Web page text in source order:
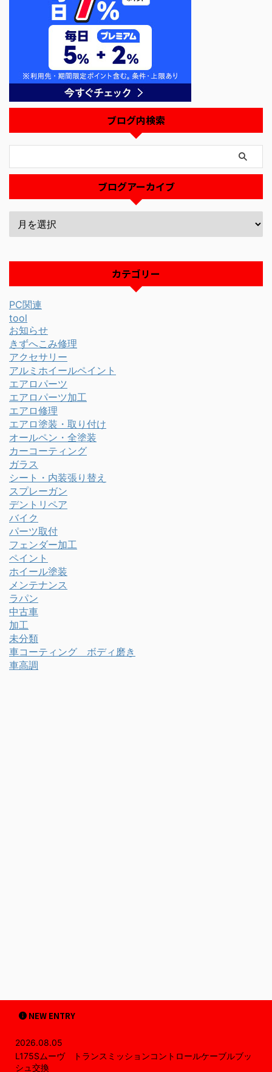
ブログ内検索
ブログアーカイブ
カテゴリー
PC関連
tool
お知らせ
きずへこみ修理
アクセサリー
アルミホイールペイント
エアロパーツ
エアロパーツ加工
エアロ修理
エアロ塗装・取り付け
オールペン・全塗装
カーコーティング
ガラス
シート・内装張り替え
スプレーガン
デントリペア
バイク
パーツ取付
フェンダー加工
ペイント
ホイール塗装
メンテナンス
ラパン
中古車
加工
未分類
車コーティング ボディ磨き
車高調
NEW ENTRY
2026.08.05
L175Sムーヴ トランスミッションコントロールケーブルブッ
シュ交換